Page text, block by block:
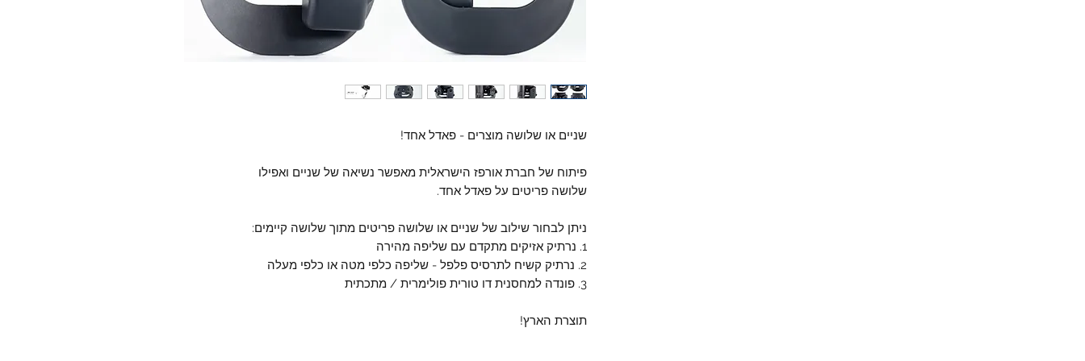
שניים או שלושה מוצרים - פאדל אחד!
פיתוח של חברת אורפז הישראלית מאפשר נשיאה של שניים ואפילו
שלושה פריטים על פאדל אחד.
ניתן לבחור שילוב של שניים או שלושה פריטים מתוך שלושה קיימים:
1. נרתיק אזיקים מתקדם עם שליפה מהירה
2. נרתיק קשיח לתרסיס פלפל - שליפה כלפי מטה או כלפי מעלה
3. פונדה למחסנית דו טורית פולימרית / מתכתית
תוצרת הארץ!